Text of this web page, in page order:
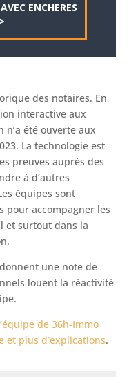
ENCHERES
des notaires. En
interactive aux
n’a été ouverte aux
La technologie est
preuves auprès des
à d’autres
équipes sont
pour accompagner les
et surtout dans la
une note de
louent la réactivité
de 36h-Immo
plus d’explications.